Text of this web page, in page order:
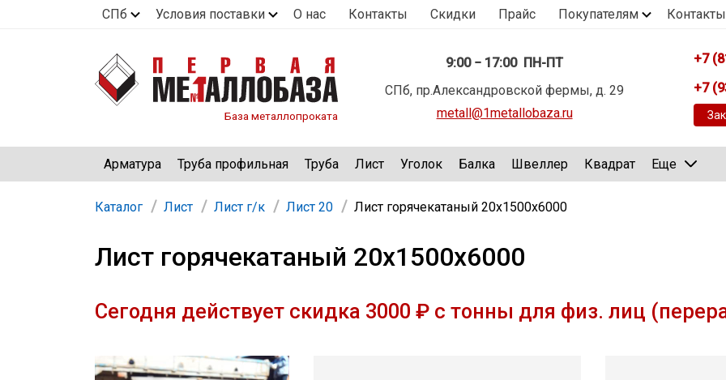
СПб Условия поставки О нас Контакты Скидки Прайс Покупателям Контакты
База металлопроката
9:00 − 17:00 ПН-ПТ
СПб, пр.Александровской фермы, д. 29
metall@1metallobaza.ru
+7
+7
Арматура Труба профильная Труба Лист Уголок Балка Швеллер Квадрат Еще
Каталог Лист Лист г/к Лист 20 Лист горячекатаный 20х1500х6000
Лист горячекатаный 20х1500х6000
Сегодня действует скидка 3000 ₽ с тонны для физ. лиц